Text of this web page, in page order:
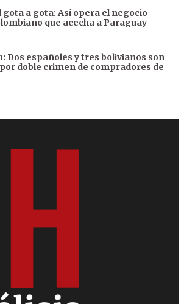
gota a gota: Así opera el negocio
que acecha a Paraguay
Dos españoles y tres bolivianos son
doble crimen de compradores de